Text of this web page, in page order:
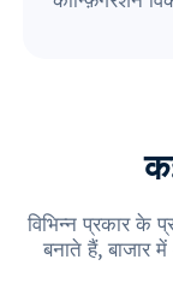
विभिन्न प्रकार के
बनाते हैं, बाजार